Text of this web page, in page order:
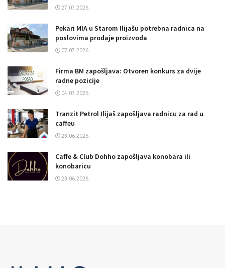
27.07.2026.
Pekari MIA u Starom Ilijašu potrebna radnica na
poslovima prodaje proizvoda
07.07.2026.
Firma BM zapošljava: Otvoren konkurs za dvije
radne pozicije
04.07.2026.
Tranzit Petrol Ilijaš zapošljava radnicu za rad u
caffeu
23.06.2026.
Caffe & Club Dohho zapošljava konobara ili
konobaricu
23.06.2026.